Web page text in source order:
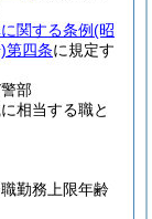
関する条例(昭
第四条に規定す
部
相当する職と
勤務上限年齢